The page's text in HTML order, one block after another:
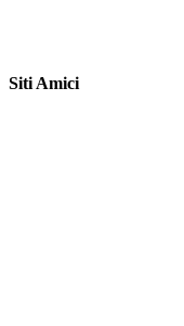
Siti Amici